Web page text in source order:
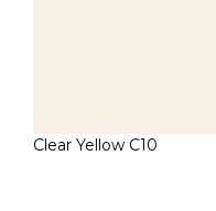
Clear Yellow C10